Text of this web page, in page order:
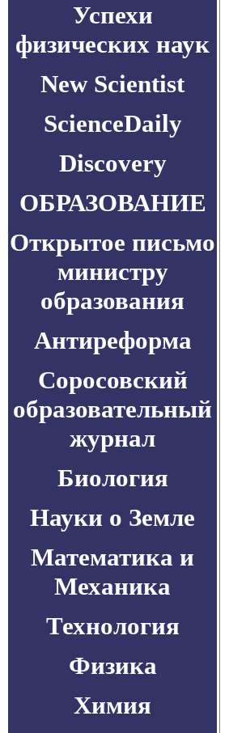
Успехи
физических наук
New Scientist
ScienceDaily
Discovery
ОБРАЗОВАНИЕ
Открытое письмо
министру
образования
Антиреформа
Соросовский
образовательный
журнал
Биология
Науки о Земле
Математика и
Механика
Технология
Физика
Химия